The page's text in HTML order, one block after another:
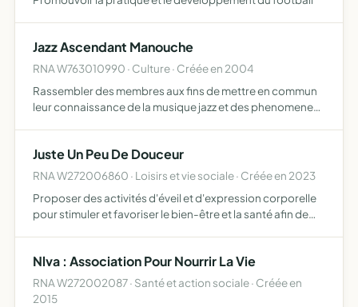
Jazz Ascendant Manouche
RNA W763010990 · Culture · Créée en 2004
Rassembler des membres aux fins de mettre en commun
leur connaissance de la musique jazz et des phenomenes
Juste Un Peu De Douceur
RNA W272006860 · Loisirs et vie sociale · Créée en 2023
Proposer des activités d'éveil et d'expression corporelle
pour stimuler et favoriser le bien-être et la santé afin de
Nlva : Association Pour Nourrir La Vie
RNA W272002087 · Santé et action sociale · Créée en
2015